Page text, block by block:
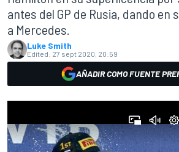
antes del GP de Rusia, dando en
a Mercedes.
Luke Smith
Edited: 27 sept 2020, 20:59
AÑADIR COMO FUENTE